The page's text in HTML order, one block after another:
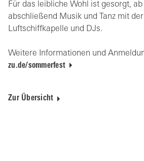
Für das leibliche Wohl ist gesorgt,
abschließend Musik und Tanz mit
Luftschiffkapelle und DJs.
Weitere Informationen und
zu.de/sommerfest
Zur Übersicht